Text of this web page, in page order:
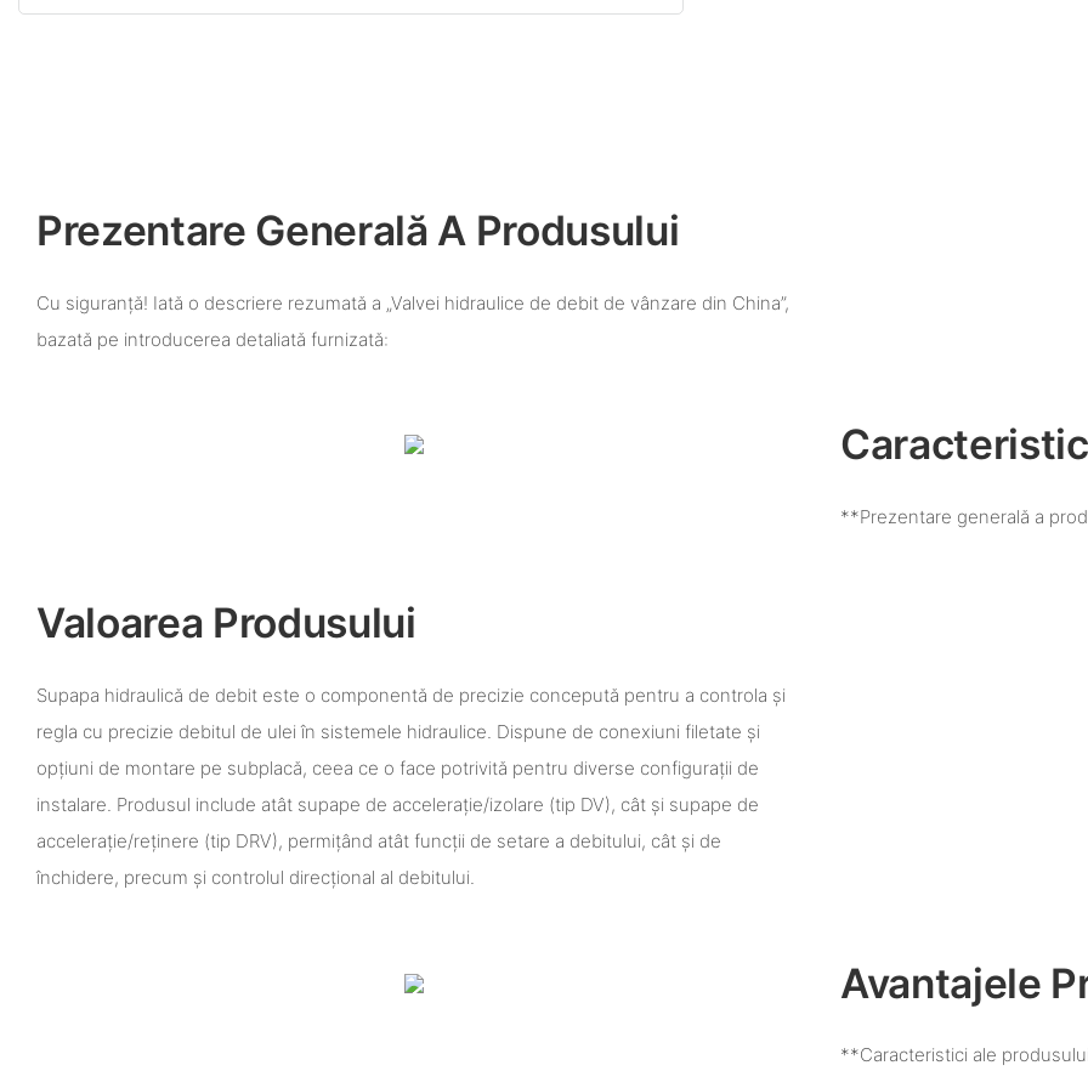
Prezentare Generală A Produsului
Cu siguranță! Iată o descriere rezumată a „Valvei hidraulice de debit de vânzare din China”,
bazată pe introducerea detaliată furnizată:
**Prezentare generală a
Valoarea Produsului
Supapa hidraulică de debit este o componentă de precizie concepută pentru a controla și
regla cu precizie debitul de ulei în sistemele hidraulice. Dispune de conexiuni filetate și
opțiuni de montare pe subplacă, ceea ce o face potrivită pentru diverse configurații de
instalare. Produsul include atât supape de accelerație/izolare (tip DV), cât și supape de
accelerație/reținere (tip DRV), permițând atât funcții de setare a debitului, cât și de
închidere, precum și controlul direcțional al debitului.
Avantajele
**Caracteristici ale